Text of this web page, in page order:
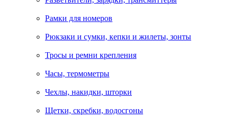
Рамки для номеров
Рюкзаки и сумки, кепки и жилеты, зонты
Тросы и ремни крепления
Часы, термометры
Чехлы, накидки, шторки
Щетки, скребки, водосгоны